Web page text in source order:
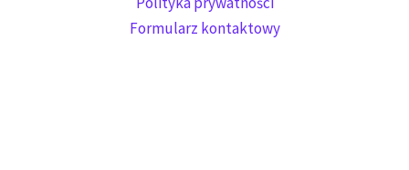
Formularz kontaktowy